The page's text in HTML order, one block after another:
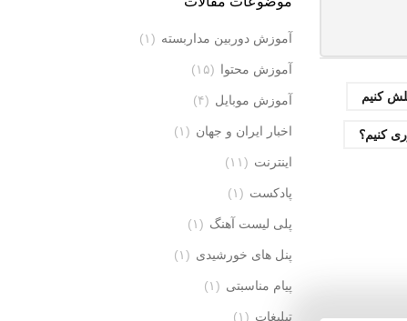
کنیم
کنیم؟
آموزش دوربین مداربسته (۱)
آموزش محتوا (۱۵)
آموزش موبایل (۴)
اخبار ایران و جهان (۱)
اینترنت (۱۱)
پادکست (۱)
پلی لیست آهنگ (۱)
پنل های خورشیدی (۱)
پیام مناسبتی (۱)
تبلیغات (۱)